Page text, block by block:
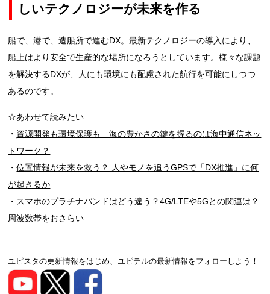
しいテクノロジーが未来を作る
船で、港で、造船所で進むDX。最新テクノロジーの導入により、
船上はより安全で生産的な場所になろうとしています。様々な課題
を解決するDXが、人にも環境にも配慮された航行を可能にしつつ
あるのです。
☆あわせて読みたい
・ 資源開発も環境保護も 海の豊かさの鍵を握るのは海中通信ネッ
トワーク？
・位置情報が未来を救う？ 人やモノを追うGPSで「DX推進」に何
が起きるか
・ スマホのプラチナバンドはどう違う？4G/LTEや5Gとの関連は？
周波数帯をおさらい
ユピスタの更新情報をはじめ、ユピテルの最新情報をフォローしよう！